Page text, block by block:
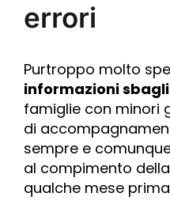
errori
Purtroppo molto
informazioni
famiglie con minori
di
sempre e
al compimento
qualche mese